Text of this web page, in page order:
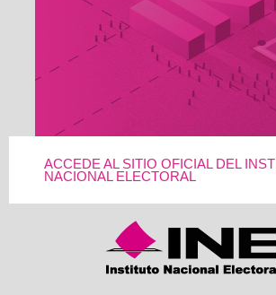
ACCEDE AL SITIO OFICIAL DEL
NACIONAL ELECTORAL